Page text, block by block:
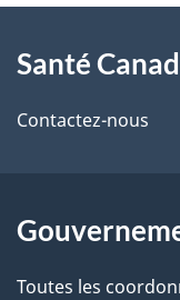
i
l
d
e
propos
de
site
Santé
Contactez-nous
Toutes les